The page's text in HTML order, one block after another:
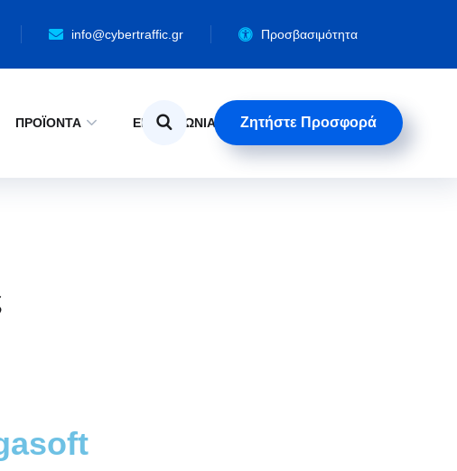
info@cybertraffic.gr Προσβασιμότητα
ΠΡΟΪΟΝΤΑ ΕΠΙΚΟΙΝΩΝΙΑ Ζητήστε Προσφορά